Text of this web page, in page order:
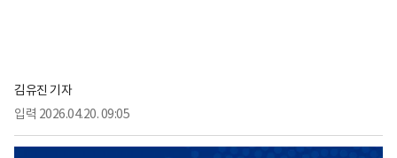
김유진 기자
입력 2026.04.20. 09:05